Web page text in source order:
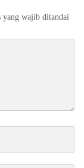
yang wajib ditandai